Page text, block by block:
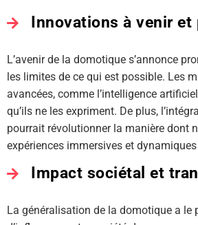
Innovations à venir
L’avenir de la domotique s’annonce
les limites de ce qui est possible. Les
avancées, comme l’intelligence
qu’ils ne les expriment. De plus,
pourrait révolutionner la manière dont
expériences immersives et
Impact sociétal et
La généralisation de la domotique a